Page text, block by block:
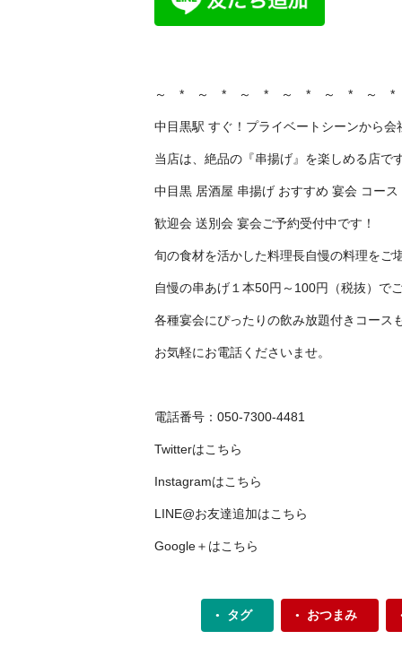
～ * ～ * ～ * ～ * ～ * ～
中目黒駅 すぐ！プライベートシーンから
当店は、絶品の『串揚げ』を楽しめる店で
中目黒 居酒屋 串揚げ おすすめ 宴会 コース
歓迎会 送別会 宴会ご予約受付中です！
旬の食材を活かした料理長自慢の料理をご
自慢の串あげ１本50円～100円（税抜）で
各種宴会にぴったりの飲み放題付きコース
お気軽にお電話くださいませ。
電話番号：050-7300-4481
Twitterはこちら
Instagramはこちら
LINE@お友達追加はこちら
Google＋はこちら
タグ おつまみ